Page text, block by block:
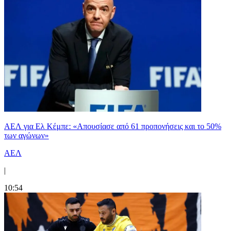
ΑΕΛ για Ελ Κέμπε: «Απουσίασε από 61 προπονήσεις και το 50%
των αγώνων»
ΑΕΛ
|
10:54